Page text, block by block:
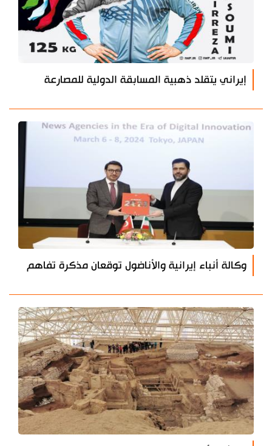
إيراني يتقلد ذهبية المسابقة الدولية للمصارعة
وكالة أنباء إيرانية والأناضول توقعان مذكرة تفاهم